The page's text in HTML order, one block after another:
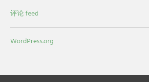
评论 feed
WordPress.org